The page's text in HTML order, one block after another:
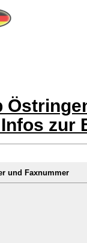
zur
und Faxnummer